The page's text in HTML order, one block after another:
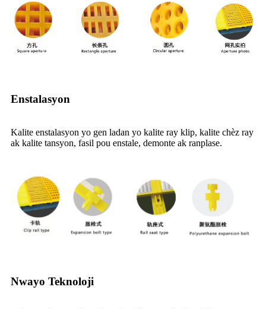
Enstalasyon
Kalite enstalasyon yo gen ladan yo kalite ray klip, kalite chèz ray
ak kalite tansyon, fasil pou enstale, demonte ak ranplase.
Nwayo Teknoloji